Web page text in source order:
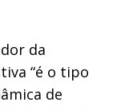
da
“é o tipo
de